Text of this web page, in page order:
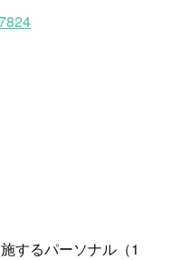
するパーソナル（1